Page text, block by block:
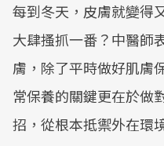
每到冬天，皮膚就變得
大肆搔抓一番？中醫師
膚，除了平時做好肌膚
常保養的關鍵更在於做
招，從根本抵禦外在環